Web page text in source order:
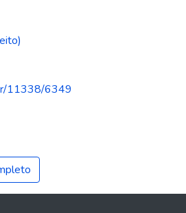
11338/6349